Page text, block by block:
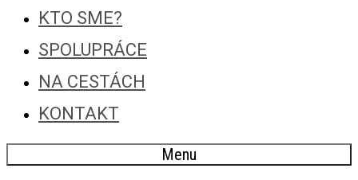
KTO SME?
SPOLUPRÁCE
NA CESTÁCH
KONTAKT
Menu